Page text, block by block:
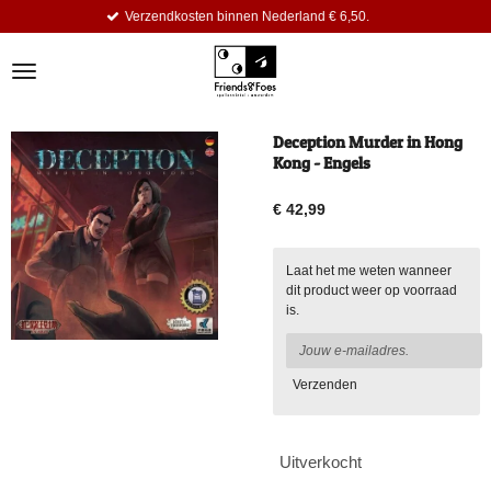
de
Verzendkosten binnen Nederland € 6,50.
Deception Murder in Hong
Kong - Engels
€ 42,99
Laat het me weten wanneer
dit product weer op voorraad
is.
Verzenden
Uitverkocht